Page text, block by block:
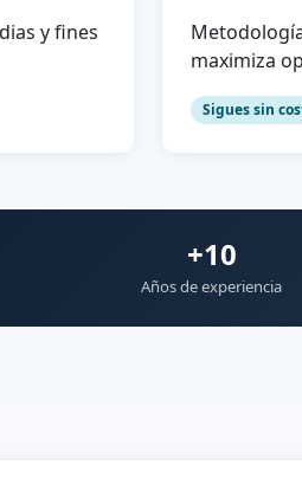
y fines
maximiza
Sigues sin
+10
Años de experiencia